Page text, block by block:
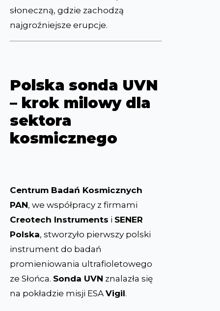
słoneczną, gdzie zachodzą
najgroźniejsze erupcje.
Polska sonda UVN
– krok milowy dla
sektora
kosmicznego
Centrum Badań Kosmicznych
PAN, we współpracy z firmami
Creotech Instruments i SENER
Polska, stworzyło pierwszy polski
instrument do badań
promieniowania ultrafioletowego
ze Słońca. Sonda UVN znalazła się
na pokładzie misji ESA Vigil.